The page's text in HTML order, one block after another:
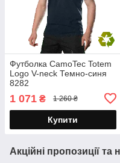
Футболка CamoTec Totem
Logo V-neck Темно-синя
8282
1 071 ₴ 1 260 ₴
Купити
Акційні пропозиції та